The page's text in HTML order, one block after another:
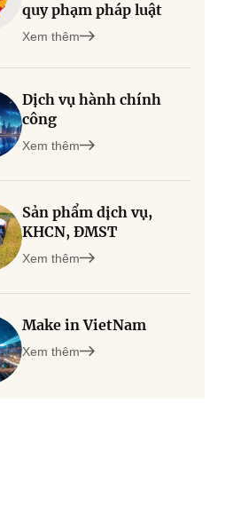
quy phạm pháp luật
Xem thêm
Dịch vụ hành chính
công
Xem thêm
Sản phẩm dịch vụ,
KHCN, ĐMST
Xem thêm
Make in VietNam
Xem thêm